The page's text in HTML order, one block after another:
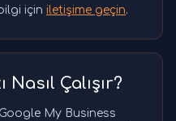
için iletişime geçin.
Nasıl Çalışır?
My Business